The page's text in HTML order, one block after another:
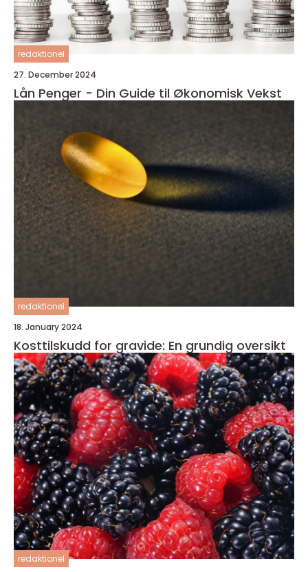
redaktionel
27. December 2024
Lån Penger - Din Guide til Økonomisk Vekst
redaktionel
18. January 2024
Kosttilskudd for gravide: En grundig oversikt
redaktionel